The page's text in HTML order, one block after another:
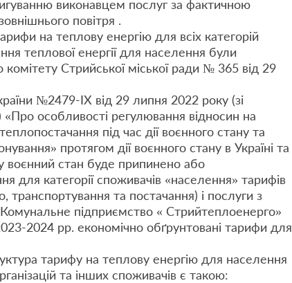
виконавцем послуг за фактичною
повітря .
на теплову енергію для всіх категорій
теплової енергії для населення були
Стрийської міської ради № 365 від 29
№2479-IX від 29 липня 2022 року (зі
особливості регулювання відносин на
під час дії воєнного стану та
протягом дії воєнного стану в Україні та
воєнний стан буде припинено або
для категорії споживачів «населення» тарифів
транспортування та постачання) і послуги з
Комунальне підприємство « Стрийтеплоенерго»
2024 рр. економічно обґрунтовані тарифи для
тарифу на теплову енергію для населення
та інших споживачів є такою: